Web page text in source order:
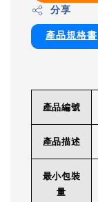
分享
產品規格書
產品編號
產品描述
最小包裝
量